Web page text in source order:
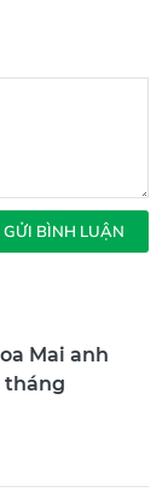
GỬI BÌNH LUẬN
Mai anh
tháng